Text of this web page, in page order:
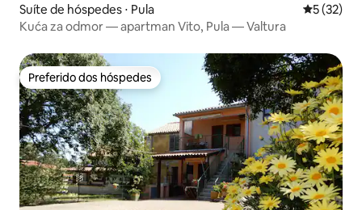
Suíte de hóspedes ⋅ Pula 5 de uma
5 (32)
Kuća za odmor — apartman Vito, Pula — Valtura
Preferido dos hóspedes
Preferido dos hóspedes